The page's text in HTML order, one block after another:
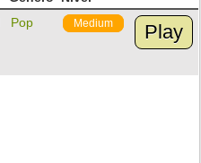
Pop Medium Play